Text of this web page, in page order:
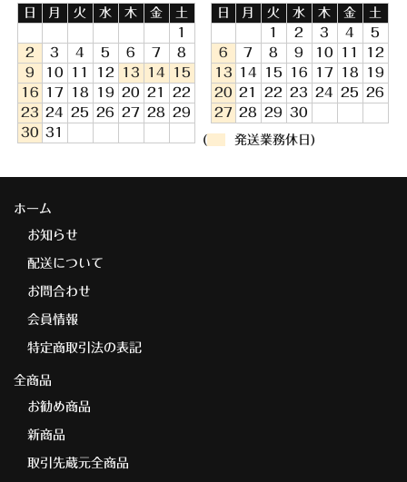
日
月 火 水 木 金
土
1
2
3 4 5 6 7
8
9
10 11 12 13 14
15
16
17 18 19 20 21
22
23 24 25 26 27 28
29
30 31
日
月 火 水 木 金
土
1
2 3 4
5
6
7 8 9 10 11
12
13
14 15 16 17 18
19
20 21 22 23 24 25
26
27 28 29 30
( 発送業務休日)
ホーム
お知らせ
配送について
お問合わせ
会員情報
特定商取引法の表記
全商品
お勧め商品
新商品
取引先蔵元全商品